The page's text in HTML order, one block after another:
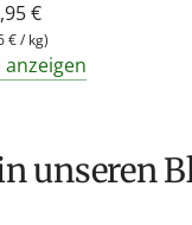
€
€ / kg)
unseren